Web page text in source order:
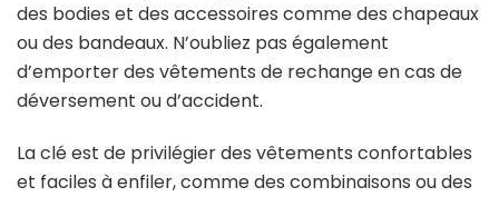
des bodies et des accessoires comme des chapeaux
ou des bandeaux. N’oubliez pas également
d’emporter des vêtements de rechange en cas de
déversement ou d’accident.
La clé est de privilégier des vêtements confortables
et faciles à enfiler, comme des combinaisons ou des